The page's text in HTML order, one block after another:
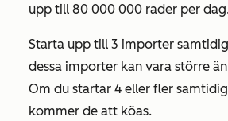
upp till 80 000 000 rader per
Starta upp till 3 importer
dessa importer kan vara större
Om du startar 4 eller fler
kommer de att köas.